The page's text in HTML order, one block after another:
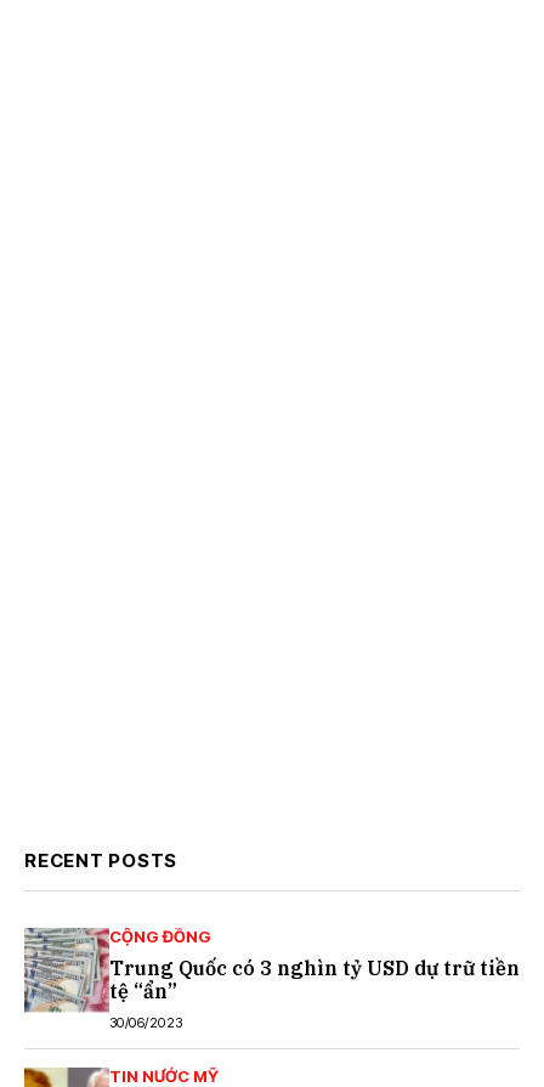
RECENT POSTS
CỘNG ĐỒNG
Trung Quốc có 3 nghìn tỷ USD dự trữ tiền
tệ “ẩn”
30/06/2023
TIN NƯỚC MỸ